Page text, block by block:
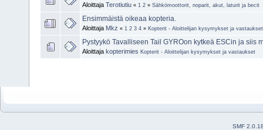
Aloittaja Terotiutiu « 1 2 » Sähkömoottorit, noparit, akut, laturit ja becit
Ensimmäistä oikeaa kopteria.
Aloittaja Mkz « 1 2 3 4 » Kopterit - Aloittelijan kysymykset ja vastaukset
Pystyykö Tavalliseen Tail GYROon kytkeä ESCin ja siis
Aloittaja kopterimies Kopterit - Aloittelijan kysymykset ja vastaukset
SMF